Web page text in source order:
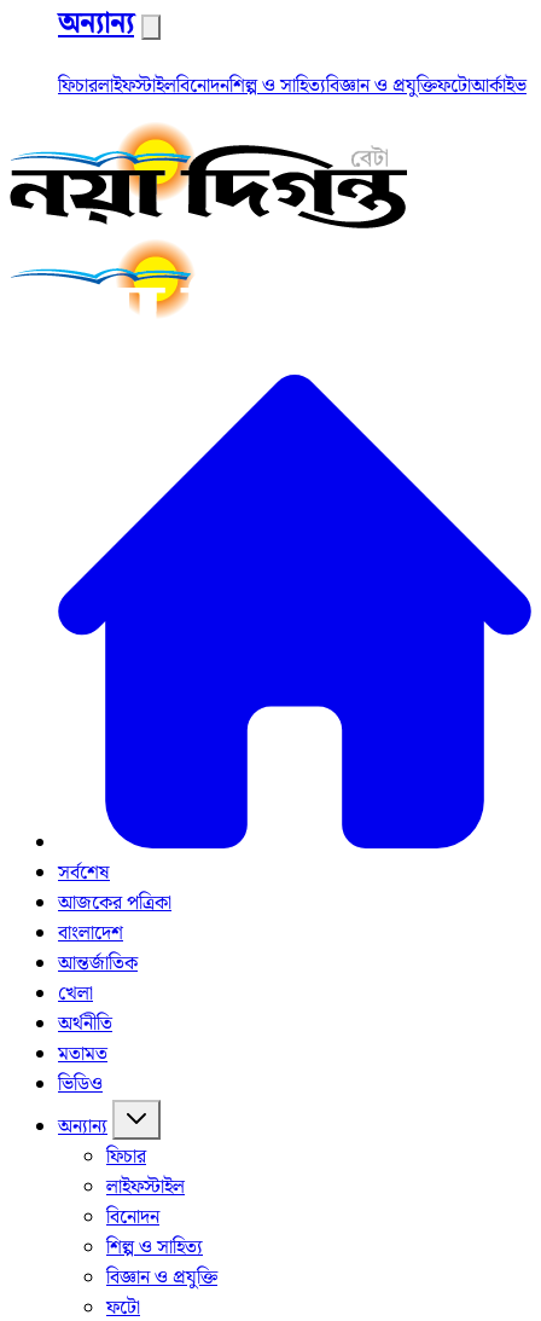
অন্যান্য
ফিচারলাইফস্টাইলবিনোদনশিল্প ও সাহিত্যবিজ্ঞান ও প্রযুক্তিফটোআর্কাইভ
সর্বশেষ
আজকের পত্রিকা
বাংলাদেশ
আন্তর্জাতিক
খেলা
অর্থনীতি
মতামত
ভিডিও
অন্যান্য
ফিচার
লাইফস্টাইল
বিনোদন
শিল্প ও সাহিত্য
বিজ্ঞান ও প্রযুক্তি
ফটো